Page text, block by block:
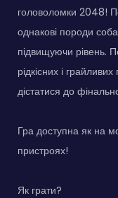
головоломки 2048!
однакові породи
підвищуючи рівень.
рідкісних і
дістатися до
Гра доступна як на
пристроях!
Як грати?